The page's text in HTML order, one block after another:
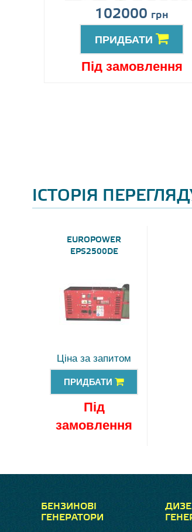
102000 грн
ПРИДБАТИ
Під замовлення
ІСТОРІЯ
EUROPOWER
EPS2500DE
Ціна за запитом
ПРИДБАТИ
Під
замовлення
БЕНЗИНОВІ
ГЕНЕРАТОРИ